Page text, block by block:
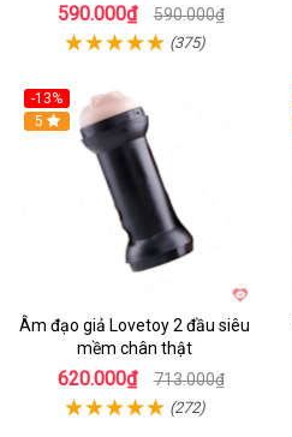
590.000₫ 590.000₫
(375)
-13%
5
Âm đạo giả Lovetoy 2 đầu siêu
mềm chân thật
620.000₫ 713.000₫
(272)